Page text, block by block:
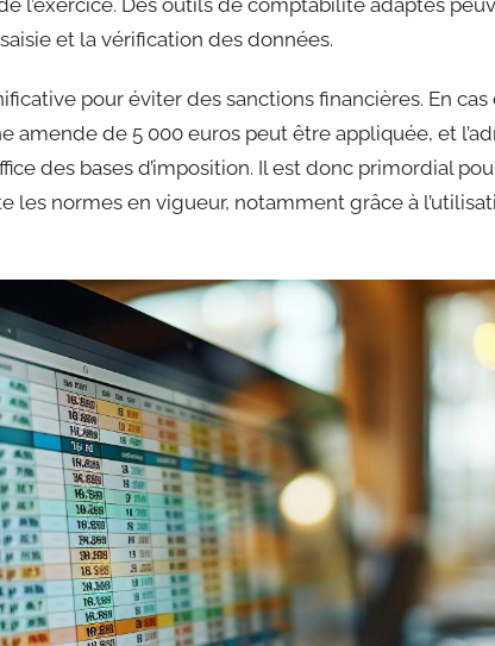
et la vérification des données.
pour éviter des sanctions financières. En
amende de 5 000 euros peut être appliquée, et
des bases d’imposition. Il est donc primordial
les normes en vigueur, notamment grâce à